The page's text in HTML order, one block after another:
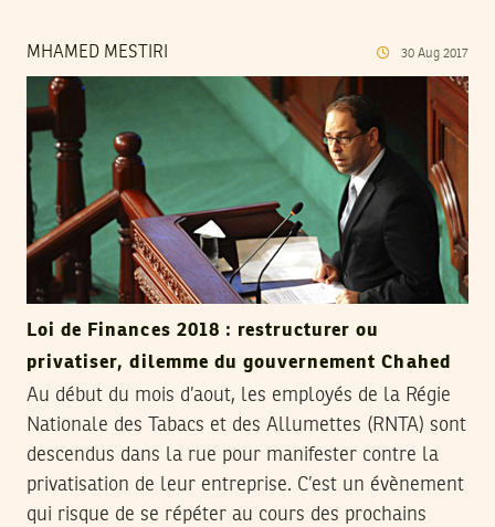
MHAMED MESTIRI 30 Aug 2017
Loi de Finances 2018 : restructurer ou
privatiser, dilemme du gouvernement Chahed
Au début du mois d’aout, les employés de la Régie
Nationale des Tabacs et des Allumettes (RNTA) sont
descendus dans la rue pour manifester contre la
privatisation de leur entreprise. C’est un évènement
qui risque de se répéter au cours des prochains